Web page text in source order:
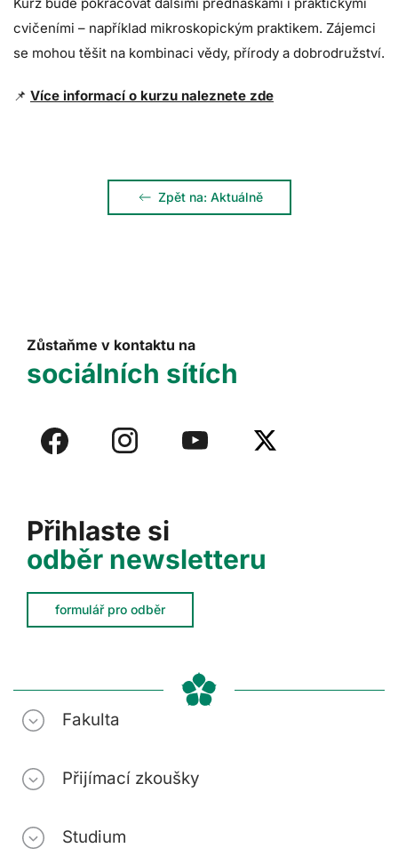
cvičeními – například mikroskopickým praktikem. Zájemci
se mohou těšit na kombinaci vědy, přírody a dobrodružství.
📌 Více informací o kurzu naleznete zde
Zpět na: Aktuálně
Přihlaste si
odběr newsletteru
formulář pro odběr
Zůstaňme v kontaktu na
sociálních sítích
Fakulta
Přijímací zkoušky
Studium